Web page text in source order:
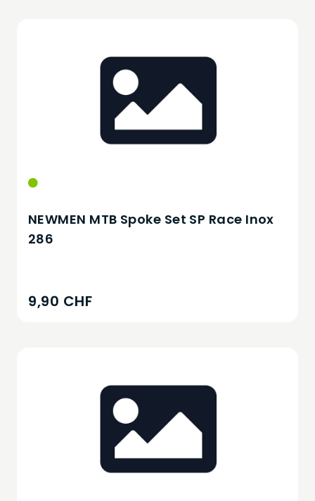
NEWMEN MTB Spoke Set SP Race Inox
286
9,90 CHF